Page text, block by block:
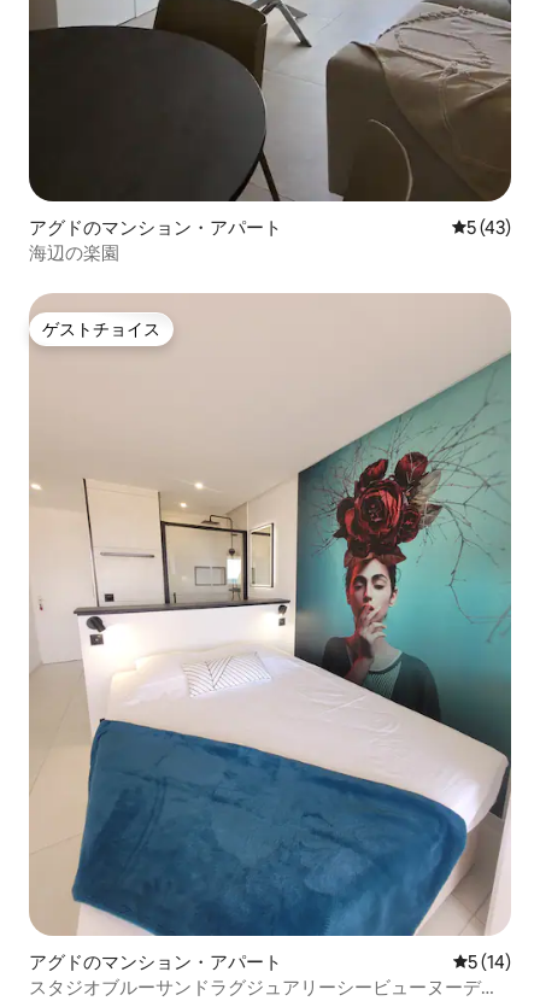
アグドのマンション・アパート レビュー
5 (43)
海辺の楽園
ゲストチョイス
ゲストチョイス
アグドのマンション・アパート レビュー
5 (14)
スタジオブルーサンドラグジュアリーシービューヌーディ